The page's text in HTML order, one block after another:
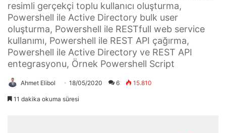
resimli gerçekçi toplu kullanıcı oluşturma,
Powershell ile Active Directory bulk user
oluşturma, Powershell ile RESTfull web service
kullanımı, Powershell ile REST API çağırma,
Powershell ile Active Directory ve REST API
entegrasyonu, Örnek Powershell Script
Ahmet Elibol 18/05/2020 6 15.810
11 dakika okuma süresi